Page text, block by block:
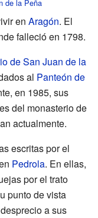
de la Peña
en Aragón. El
falleció en 1798.
de San Juan de la
al Panteón de
en 1985, sus
del monasterio de
actualmente.
escritas por el
Pedrola. En ellas,
por el trato
punto de vista
a sus